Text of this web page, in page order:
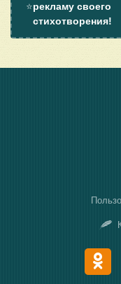
⭐рекламу своего
стихотворения!